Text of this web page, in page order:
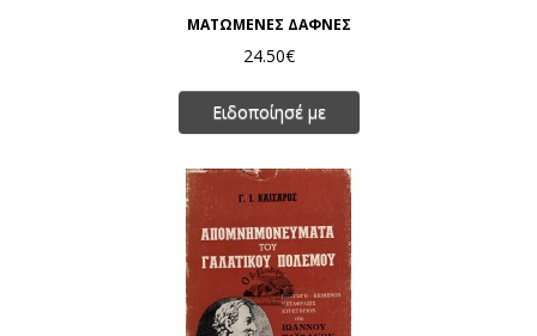
ΜΑΤΩΜΕΝΕΣ ΔΑΦΝΕΣ
24.50€
Ειδοποίησέ με